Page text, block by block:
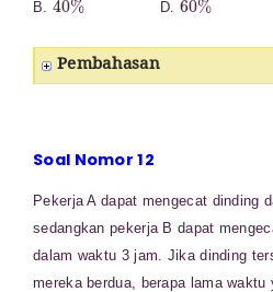
B. D.
Pembahasan
Soal Nomor 12
Pekerja A dapat mengecat dinding
sedangkan pekerja B dapat
dalam waktu 3 jam. Jika dinding
mereka berdua, berapa lama waktu